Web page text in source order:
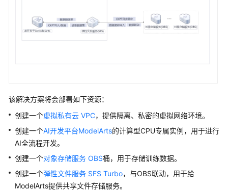
案
语
音
识
别-
客
服
该解决方案将会部署如下资源：
创建一个虚拟私有云 VPC，提供隔离、私密的虚拟网络环境。
创建一个AI开发平台ModelArts的计算型CPU专属实例，用于进行
AI全流程开发。
创建一个对象存储服务 OBS桶，用于存储训练数据。
创建一个弹性文件服务 SFS Turbo，与OBS联动，用于给
ModelArts提供共享文件存储服务。